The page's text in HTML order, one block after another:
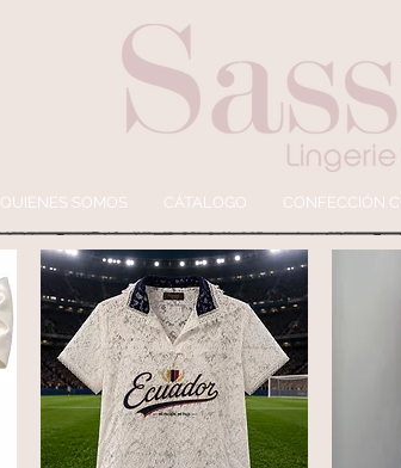
QUIENES SOMOS CÁTALOGO CONFECCIÓN